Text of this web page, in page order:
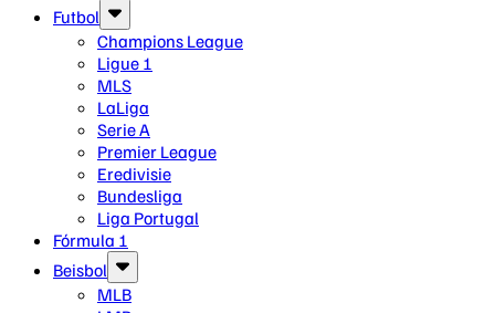
Futbol
Champions League
Ligue 1
MLS
LaLiga
Serie A
Premier League
Eredivisie
Bundesliga
Liga Portugal
Fórmula 1
Beisbol
MLB